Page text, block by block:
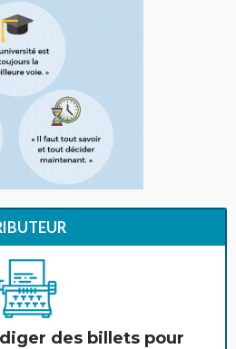
des billets pour